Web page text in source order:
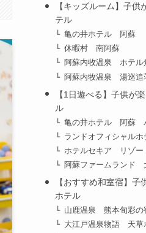
【キッズルーム】子供
テル
亀の井ホテル 阿蘇
休暇村 南阿蘇
阿蘇内牧温泉 ホテル
阿蘇内牧温泉 湯巡追
【1日遊べる】子供が
ル
亀の井ホテル 阿蘇
ランドオフィシャル
ホテルセキア リゾー
阿蘇ファームランド
【おすすめ和室宿】
ホテル
山鹿温泉 熊本旬彩の
大江戸温泉物語 天草